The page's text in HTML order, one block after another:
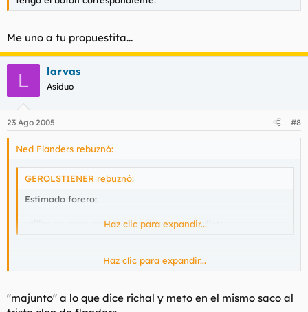
Me uno a tu propuestita...
L larvas
Asiduo
23 Ago 2005 #8
Ned Flanders rebuznó:
GEROLSTIENER rebuznó:
Estimado forero:
utiliza en cada caso lo que el corazon te dicte
Haz clic para expandir...
A mí me dicta un baneo hacia tí pero la cabeza me dice
Haz clic para expandir...
"majunto" a lo que dice richal y meto en el mismo saco al